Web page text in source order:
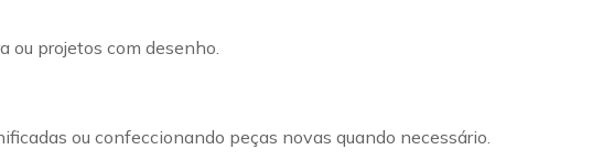
ou projetos com desenho.
ou confeccionando peças novas quando necessário.